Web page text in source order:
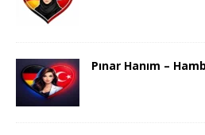
Pınar Hanım –